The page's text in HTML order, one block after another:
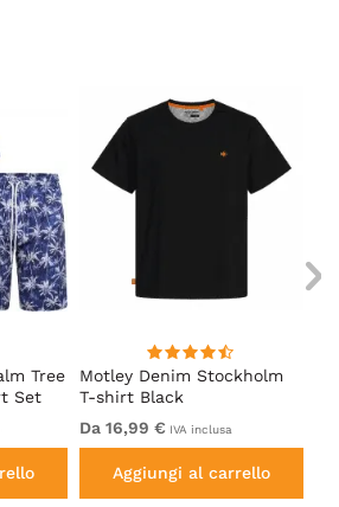
Tree
Set
Motley Denim Stockholm
T-shirt Black
Da 16,99 € IVA inclusa
Aggiungi al carrello